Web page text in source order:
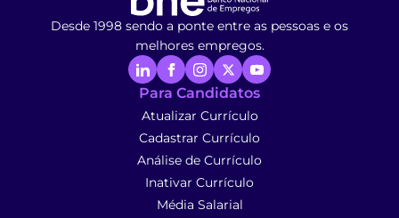
Desde 1998 sendo a ponte entre as pessoas e os
melhores empregos.
Para Candidatos
Atualizar Currículo
Cadastrar Currículo
Análise de Currículo
Inativar Currículo
Média Salarial